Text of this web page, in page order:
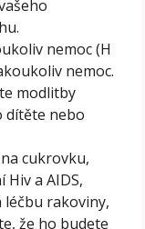
nemoc (H
nemoc.
modlitby
dítěte nebo
cukrovku,
Hiv a AIDS,
rakoviny,
že ho budete